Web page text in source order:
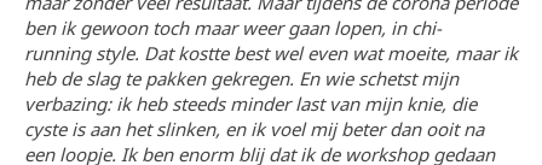
ben ik gewoon toch maar weer gaan lopen, in chi-
running style. Dat kostte best wel even wat moeite, maar ik
heb de slag te pakken gekregen. En wie schetst mijn
verbazing: ik heb steeds minder last van mijn knie, die
cyste is aan het slinken, en ik voel mij beter dan ooit na
een loopje. Ik ben enorm blij dat ik de workshop gedaan